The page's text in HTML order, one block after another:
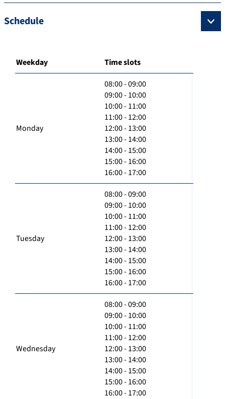
Schedule
Weekday Time slots
Monday
08:00 - 09:00
09:00 - 10:00
10:00 - 11:00
11:00 - 12:00
12:00 - 13:00
13:00 - 14:00
14:00 - 15:00
15:00 - 16:00
16:00 - 17:00
Tuesday
08:00 - 09:00
09:00 - 10:00
10:00 - 11:00
11:00 - 12:00
12:00 - 13:00
13:00 - 14:00
14:00 - 15:00
15:00 - 16:00
16:00 - 17:00
Wednesday
08:00 - 09:00
09:00 - 10:00
10:00 - 11:00
11:00 - 12:00
12:00 - 13:00
13:00 - 14:00
14:00 - 15:00
15:00 - 16:00
16:00 - 17:00